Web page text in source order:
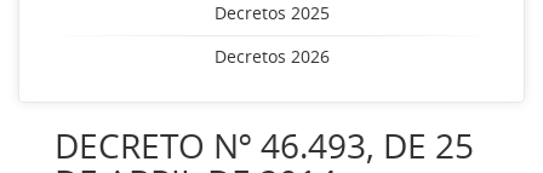
Decretos 2025
Decretos 2026
DECRETO Nº 46.493, DE 25